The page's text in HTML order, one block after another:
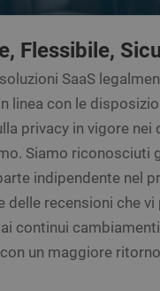
Flessibile,
SaaS
linea con le
privacy in vigore nei
Siamo riconosciuti
indipendente nel
delle recensioni che
continui
un maggiore